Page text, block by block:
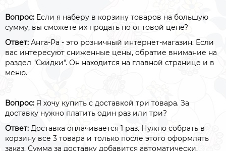
Вопрос: Если я наберу в корзину товаров на большую
сумму, вы сможете их продать по оптовой цене?
Ответ: Анга-Ра - это розничный интернет-магазин. Если
вас интересуют сниженные цены, обратие внимание на
раздел "Скидки". Он находится на главной странице и в
меню.
Вопрос: Я хочу купить с доставкой три товара. За
доставку нужно платить один раз или три?
Ответ: Доставка оплачивается 1 раз. Нужно собрать в
корзину все 3 товара и только после этого оформлять
заказ. Сумма за доставку добавится автоматически.